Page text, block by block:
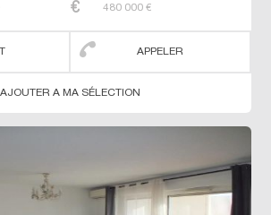
480 000 €
APPELER
AJOUTER A MA SÉLECTION